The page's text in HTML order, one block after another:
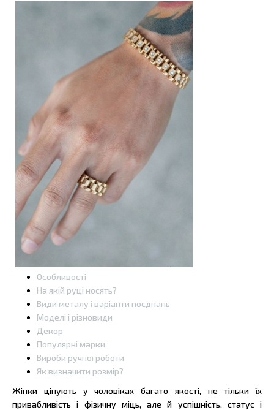
Особливості
На якій руці носять?
Види металу і варіанти поєднань
Моделі і різновиди
Декор
Популярні марки
Вироби ручної роботи
Як визначити розмір?
Жінки цінують у чоловіках багато якості, не тільки їх
привабливість і фізичну міць, але й успішність, статус і